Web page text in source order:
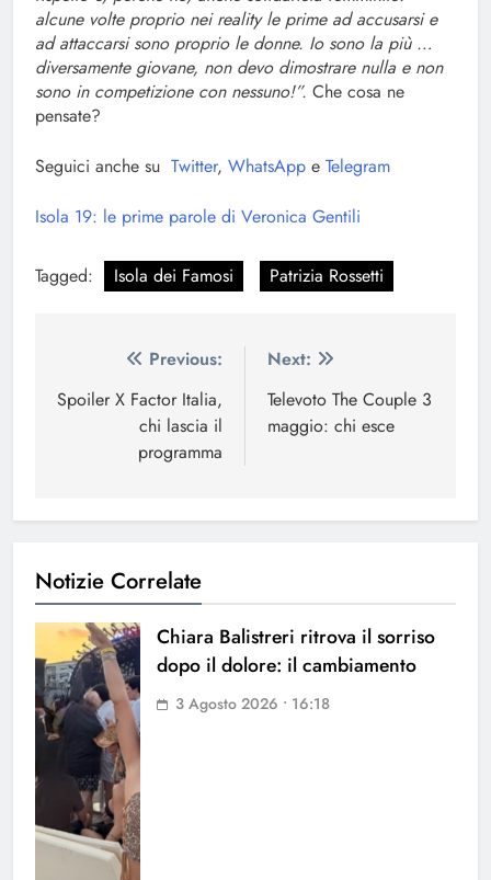
alcune volte proprio nei reality le prime ad accusarsi e
ad attaccarsi sono proprio le donne. Io sono la più …
diversamente giovane, non devo dimostrare nulla e non
sono in competizione con nessuno!”. Che cosa ne
pensate?
Seguici anche su Twitter, WhatsApp e Telegram
Isola 19: le prime parole di Veronica Gentili
Tagged: Isola dei Famosi Patrizia Rossetti
Navigazione
articoli
Previous:
Spoiler X Factor Italia,
chi lascia il
programma
Next:
Televoto The Couple 3
maggio: chi esce
Notizie Correlate
Chiara Balistreri ritrova il sorriso
dopo il dolore: il cambiamento
3 Agosto 2026 • 16:18